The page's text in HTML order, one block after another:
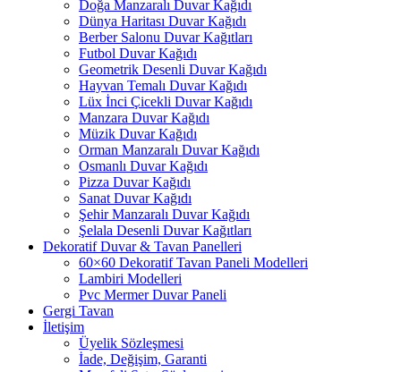
Doğa Manzaralı Duvar Kağıdı
Dünya Haritası Duvar Kağıdı
Berber Salonu Duvar Kağıtları
Futbol Duvar Kağıdı
Geometrik Desenli Duvar Kağıdı
Hayvan Temalı Duvar Kağıdı
Lüx İnci Çicekli Duvar Kağıdı
Manzara Duvar Kağıdı
Müzik Duvar Kağıdı
Orman Manzaralı Duvar Kağıdı
Osmanlı Duvar Kağıdı
Pizza Duvar Kağıdı
Sanat Duvar Kağıdı
Şehir Manzaralı Duvar Kağıdı
Şelala Desenli Duvar Kağıtları
Dekoratif Duvar & Tavan Panelleri
60×60 Dekoratif Tavan Paneli Modelleri
Lambiri Modelleri
Pvc Mermer Duvar Paneli
Gergi Tavan
İletişim
Üyelik Sözleşmesi
İade, Değişim, Garanti